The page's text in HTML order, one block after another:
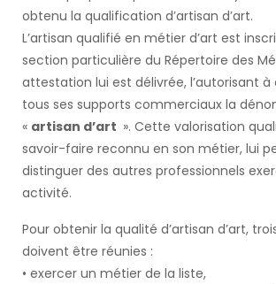
obtenu la qualification d’artisan d’art.
L’artisan qualifié en métier d’art est
section particulière du Répertoire des
attestation lui est délivrée, l’autorisant à
tous ses supports commerciaux la
« artisan d’art ». Cette valorisation
savoir-faire reconnu en son métier, lui
distinguer des autres professionnels
activité.
Pour obtenir la qualité d’artisan d’art,
doivent être réunies :
• exercer un métier de la liste,